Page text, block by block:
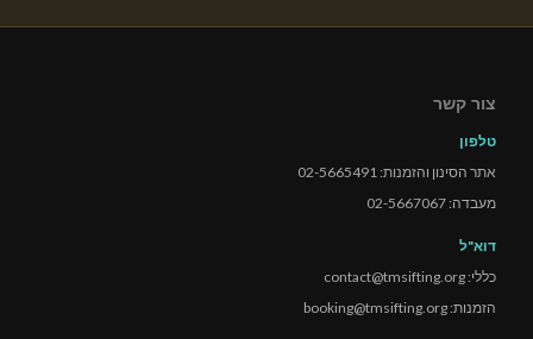
צור קשר
טלפון
אתר הסינון והזמנות: 02-5665491
מעבדה: 02-5667067
דוא"ל
כללי: contact@tmsifting.org
הזמנות: booking@tmsifting.org